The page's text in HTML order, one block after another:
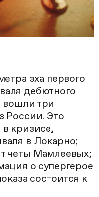
эха первого
дебютного
вошли три
России. Это
кризисе,
в Локарно;
четы Мамлеевых;
о супергерое
состоится к